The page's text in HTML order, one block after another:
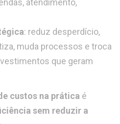
atendimento,
: reduz desperdício,
muda processos e troca
que geram
custos na prática é
sem reduzir a